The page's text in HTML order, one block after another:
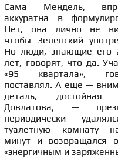
Сама Мендель,
аккуратна в
Нет, она лично не
чтобы Зеленский
Но люди, знающие его
лет, говорят, что да.
«95 квартала»,
поставлял. А еще —
деталь, достойная
Довлатова, —
периодически
туалетную комнату
минут и возвращался
«энергичным и